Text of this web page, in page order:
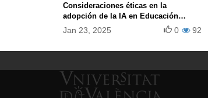
Consideraciones éticas en la
adopción de la IA en Educación
Superior
Jan 23, 2025 92
0